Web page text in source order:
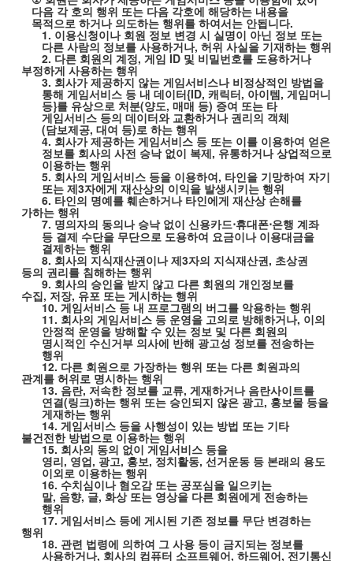
다음 각 호의 행위 또는 다음 각호에 해당하는 내용을
목적으로 하거나 의도하는 행위를 하여서는 안됩니다.
1. 이용신청이나 회원 정보 변경 시 실명이 아닌 정보 또는
다른 사람의 정보를 사용하거나,허위 사실을 기재하는 행위
2. 다른 회원의 계정,게임 ID 및 비밀번호를 도용하거나
부정하게 사용하는 행위
3. 회사가 제공하지 않는 게임서비스나 비정상적인 방법을
통해 게임서비스 등 내 데이터{ID,캐릭터, 아이템,게임머니
등}를 유상으로 처분(양도,매매 등) 증여 또는 타
게임서비스 등의 데이터와 교환하거나 권리의 객체
(담보제공,대여 등)로 하는 행위
4.회사가 제공하는 게임서비스 등 또는 이를 이용하여 얻은
정보를 회사의 사전 승낙 없이 복제, 유통하거나 상업적으로
이용하는 행위
5. 회사의 게임서비스 등을 이용하여, 타인을 기망하여 자기
또는 제3자에게 재산상의 이익을 발생시키는 행위
6. 타인의 명예를 훼손하거나 타인에게 재산상 손해를
가하는 행위
7. 명의자의 동의나 승낙 없이 신용카드⋅휴대폰⋅은행 계좌
등 결제 수단을 무단으로 도용하여 요금이나 이용대금을
결제하는 행위
8. 회사의 지식재산권이나 제3자의 지식재산권, 초상권
등의 권리를 침해하는 행위
9. 회사의 승인을 받지 않고 다른 회원의 개인정보를
수집, 저장, 유포 또는 게시하는 행위
10.게임서비스 등 내 프로그램의 버그를 악용하는 행위
11. 회사의 게임서비스 등 운영을 고의로 방해하거나, 이의
안정적 운영을 방해할 수 있는 정보 및 다른 회원의
명시적인 수신거부 의사에 반해 광고성 정보를 전송하는
행위
12. 다른 회원으로 가장하는 행위 또는 다른 회원과의
관계를 허위로 명시하는 행위
13. 음란, 저속한 정보를 교류,게재하거나 음란사이트를
연결(링크)하는 행위 또는 승인되지 않은 광고, 홍보물 등을
게재하는 행위
14.게임서비스 등을 사행성이 있는 방법 또는 기타
불건전한 방법으로 이용하는 행위
15. 회사의 동의 없이 게임서비스 등을
영리, 영업, 광고, 홍보, 정치활동,선거운동 등 본래의 용도
이외로 이용하는 행위
16. 수치심이나 혐오감 또는 공포심을 일으키는
말, 음향,글,화상 또는 영상을 다른 회원에게 전송하는
행위
17.게임서비스 등에 게시된 기존 정보를 무단 변경하는
행위
18. 관련 법령에 의하여 그 사용 등이 금지되는 정보를
사용하거나, 회사의 컴퓨터 소프트웨어,하드웨어, 전기통신